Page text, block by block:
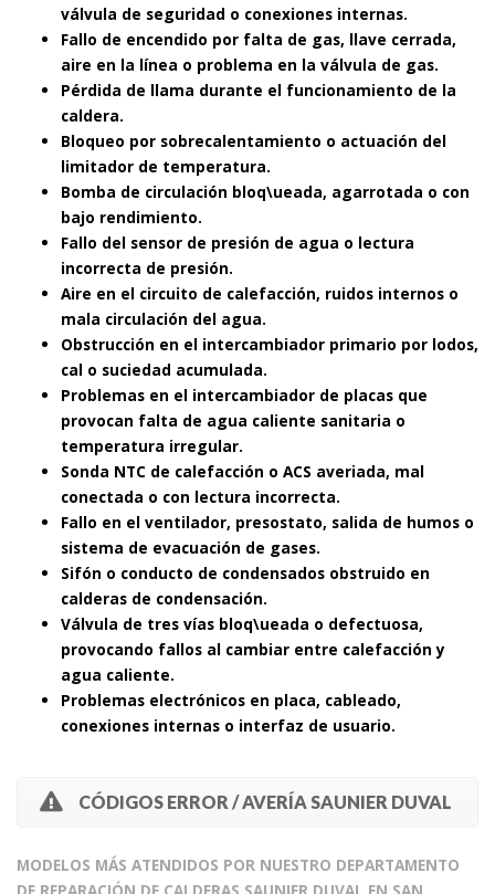
válvula de seguridad o conexiones internas.
Fallo de encendido por falta de gas, llave cerrada,
aire en la línea o problema en la válvula de gas.
Pérdida de llama durante el funcionamiento de la
caldera.
Bloqueo por sobrecalentamiento o actuación del
limitador de temperatura.
Bomba de circulación bloq\ueada, agarrotada o con
bajo rendimiento.
Fallo del sensor de presión de agua o lectura
incorrecta de presión.
Aire en el circuito de calefacción, ruidos internos o
mala circulación del agua.
Obstrucción en el intercambiador primario por lodos,
cal o suciedad acumulada.
Problemas en el intercambiador de placas que
provocan falta de agua caliente sanitaria o
temperatura irregular.
Sonda NTC de calefacción o ACS averiada, mal
conectada o con lectura incorrecta.
Fallo en el ventilador, presostato, salida de humos o
sistema de evacuación de gases.
Sifón o conducto de condensados obstruido en
calderas de condensación.
Válvula de tres vías bloq\ueada o defectuosa,
provocando fallos al cambiar entre calefacción y
agua caliente.
Problemas electrónicos en placa, cableado,
conexiones internas o interfaz de usuario.
CÓDIGOS ERROR / AVERÍA SAUNIER DUVAL
MODELOS MÁS ATENDIDOS POR NUESTRO DEPARTAMENTO